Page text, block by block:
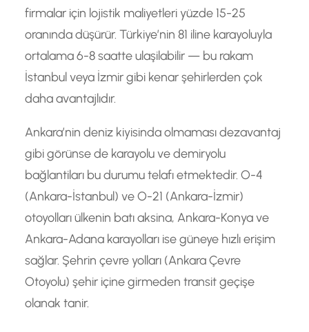
firmalar için lojistik maliyetleri yüzde 15-25
oranında düşürür. Türkiye’nin 81 iline karayoluyla
ortalama 6-8 saatte ulaşilabilir — bu rakam
İstanbul veya İzmir gibi kenar şehirlerden çok
daha avantajlıdır.
Ankara’nin deniz kiyisinda olmaması dezavantaj
gibi görünse de karayolu ve demiryolu
bağlantiları bu durumu telafı etmektedir. O-4
(Ankara-İstanbul) ve O-21 (Ankara-İzmir)
otoyolları ülkenin batı aksina, Ankara-Konya ve
Ankara-Adana karayolları ise güneye hızlı erişim
sağlar. Şehrin çevre yolları (Ankara Çevre
Otoyolu) şehir içine girmeden transit geçişe
olanak tanir.